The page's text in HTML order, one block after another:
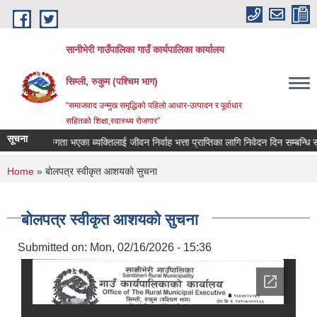
Skip to main content
सानीभेरी गाउँपालिका गाउँ कार्यपालिका कार्यालय
सिम्ली, रुकुम (पश्चिम भाग)
“समाजवाद उन्मुख समृद्धिको पहिलो आधार-उत्पादन र पूर्वाधार
सहितको शिक्षा,स्वास्थ्य रोजगार”
सूचना
अपाङ्गता भएका ब्यक्तिलाई जीवन निर्वाह भत्ता प्राप्तिका लागि निवेदन दिन सम्बन्धि सूचना
You are here
Home » बाेलपत्र स्वीकृत आशयकाे सुचना
बाेलपत्र स्वीकृत आशयकाे सुचना
Submitted on: Mon, 02/16/2026 - 15:36